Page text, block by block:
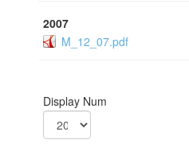
2007
M_12_07.pdf
Display Num